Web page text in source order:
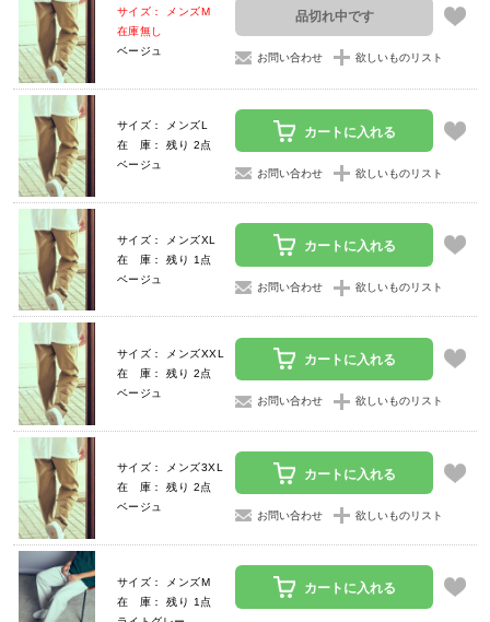
サイズ： メンズM
在庫無し
ベージュ
品切れ中です
お問い合わせ 欲しいものリスト
サイズ： メンズL
在 庫： 残り 2点
ベージュ
カートに入れる
お問い合わせ 欲しいものリスト
サイズ： メンズXL
在 庫： 残り 1点
ベージュ
カートに入れる
お問い合わせ 欲しいものリスト
サイズ： メンズXXL
在 庫： 残り 2点
ベージュ
カートに入れる
お問い合わせ 欲しいものリスト
サイズ： メンズ3XL
在 庫： 残り 2点
ベージュ
カートに入れる
お問い合わせ 欲しいものリスト
サイズ： メンズM
在 庫： 残り 1点
カートに入れる